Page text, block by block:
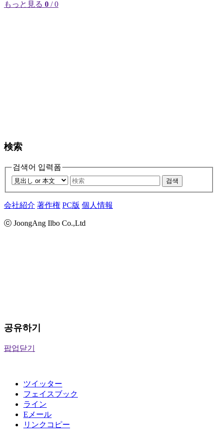
もっと見る 0 / 0
検索
검색어 입력폼
검색
会社紹介 著作権 PC版 個人情報
ⓒ JoongAng Ilbo Co.,Ltd
공유하기
팝업닫기
ツイッター
フェイスブック
ライン
Eメール
リンクコピー